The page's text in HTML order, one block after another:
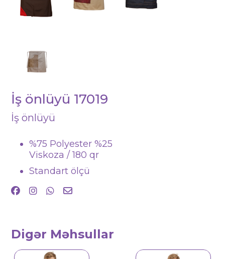
İş önlüyü 17019
İş önlüyü
%75 Polyester %25
Viskoza / 180 qr
Standart ölçü
Digər Məhsullar